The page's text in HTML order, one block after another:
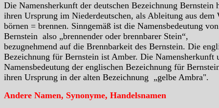
Die Namensherkunft der deutschen Bezeichnung Bernstein
ihren Ursprung im Niederdeutschen, als Ableitung aus dem
börnen = brennen. Sinngemäß ist die Namensbedeutung von
Bernstein also „brennender oder brennbarer Stein“,
bezugnehmend auf die Brennbarkeit des Bernstein. Die
Bezeichnung für Bernstein ist Amber. Die Namensherkunft
Namensbedeutung der englischen Bezeichnung für
ihren Ursprung in der alten Bezeichnung „gelbe Ambra".
Andere Namen, Synonyme, Handelsnamen